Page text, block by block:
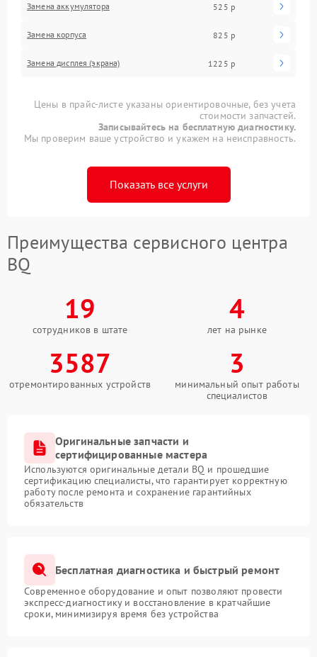
Замена аккумулятора 525 р
Замена корпуса 825 р
Замена дисплея (экрана) 1225 р
Цены в прайс-листе указаны ориентировочные, без учета
стоимости запчастей.
Записывайтесь на бесплатную диагностику.
Мы проверим ваше устройство и укажем на неисправность.
Показать все услуги
Преимущества сервисного центра
BQ
19
сотрудников в штате
4
лет на рынке
3587
отремонтированных устройств
3
минимальный опыт работы
специалистов
Оригинальные запчасти и
сертифицированные мастера
Используются оригинальные детали BQ и прошедшие
сертификацию специалисты, что гарантирует корректную
работу после ремонта и сохранение гарантийных
обязательств
Бесплатная диагностика и быстрый ремонт
Современное оборудование и опыт позволяют провести
экспресс-диагностику и восстановление в кратчайшие
сроки, минимизируя время без устройства